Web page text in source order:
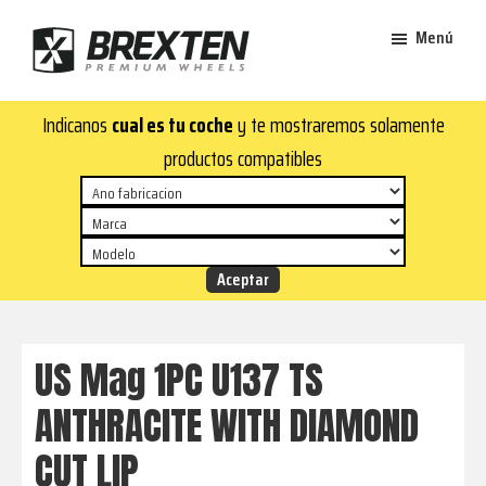
contenido
principal
de
página
Brexten
aluminio
premium
¡En
Brexten.com
encontrarás
aluminio
top!
y
estilo
para
tu
Menú
Indicanos cual es tu cochey te mostraremos solamente
productos compatibles
US Mag 1PC U137 TS
ANTHRACITE WITH DIAMOND
CUT LIP